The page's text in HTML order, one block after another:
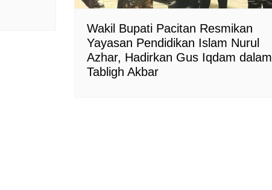
Wakil Bupati Pacitan Resmikan
Yayasan Pendidikan Islam Nurul
Azhar, Hadirkan Gus Iqdam dalam
Tabligh Akbar